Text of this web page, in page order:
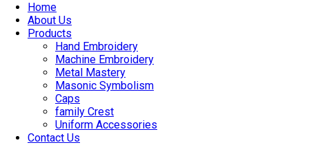
Home
About Us
Products
Hand Embroidery
Machine Embroidery
Metal Mastery
Masonic Symbolism
Caps
family Crest
Uniform Accessories
Contact Us